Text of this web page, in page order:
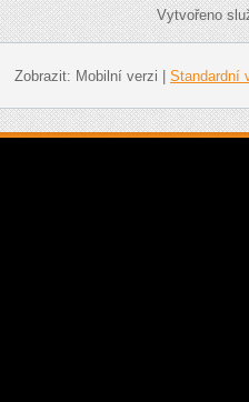
Vytvořeno
Zobrazit: Mobilní verzi Standardní